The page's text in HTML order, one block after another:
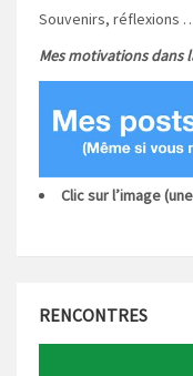
Souvenirs, réflexions
Mes motivations dans
Clic sur l’image
RENCONTRES